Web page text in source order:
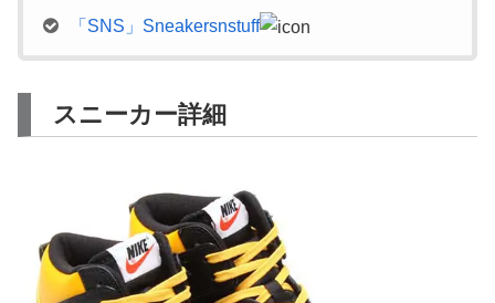
「SNS」Sneakersnstuff
スニーカー詳細